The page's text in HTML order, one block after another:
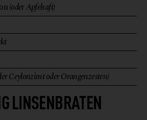
LINSENBRATEN
(oder Apfelsaft)
Ceylonzimt oder Orangenzesten)